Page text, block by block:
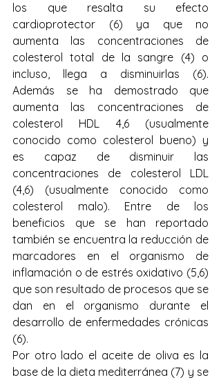
los que resalta su efecto
cardioprotector (6) ya que no
aumenta las concentraciones de
colesterol total de la sangre (4) o
incluso, llega a disminuirlas (6).
Además se ha demostrado que
aumenta las concentraciones de
colesterol HDL 4,6 (usualmente
conocido como colesterol bueno) y
es capaz de disminuir las
concentraciones de colesterol LDL
(4,6) (usualmente conocido como
colesterol malo). Entre de los
beneficios que se han reportado
también se encuentra la reducción de
marcadores en el organismo de
inflamación o de estrés oxidativo (5,6)
que son resultado de procesos que se
dan en el organismo durante el
desarrollo de enfermedades crónicas
(6).
Por otro lado el aceite de oliva es la
base de la dieta mediterránea (7) y se